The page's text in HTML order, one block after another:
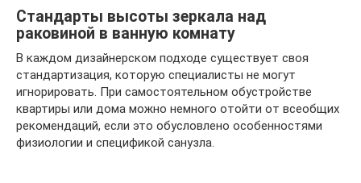
Стандарты высоты зеркала над
раковиной в ванную комнату
В каждом дизайнерском подходе существует своя
стандартизация, которую специалисты не могут
игнорировать. При самостоятельном обустройстве
квартиры или дома можно немного отойти от всеобщих
рекомендаций, если это обусловлено особенностями
физиологии и спецификой санузла.